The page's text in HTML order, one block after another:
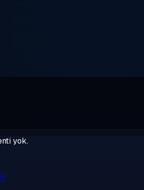
yok.